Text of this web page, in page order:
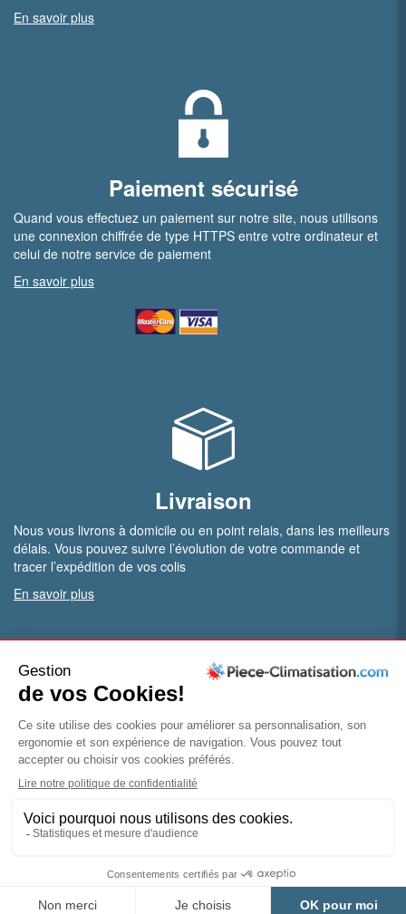
En savoir plus
Paiement sécurisé
Quand vous effectuez un paiement sur notre site, nous utilisons
une connexion chiffrée de type HTTPS entre votre ordinateur et
celui de notre service de paiement
En savoir plus
Livraison
Nous vous livrons à domicile ou en point relais, dans les meilleurs
délais. Vous pouvez suivre l’évolution de votre commande et
tracer l’expédition de vos colis
En savoir plus
Vous êtes professionnel ?
Bénéficiez de conditions particulières en ouvrant un compte
pro
Mentions légales|Conditions
générales de vente| Politique de confidentialité